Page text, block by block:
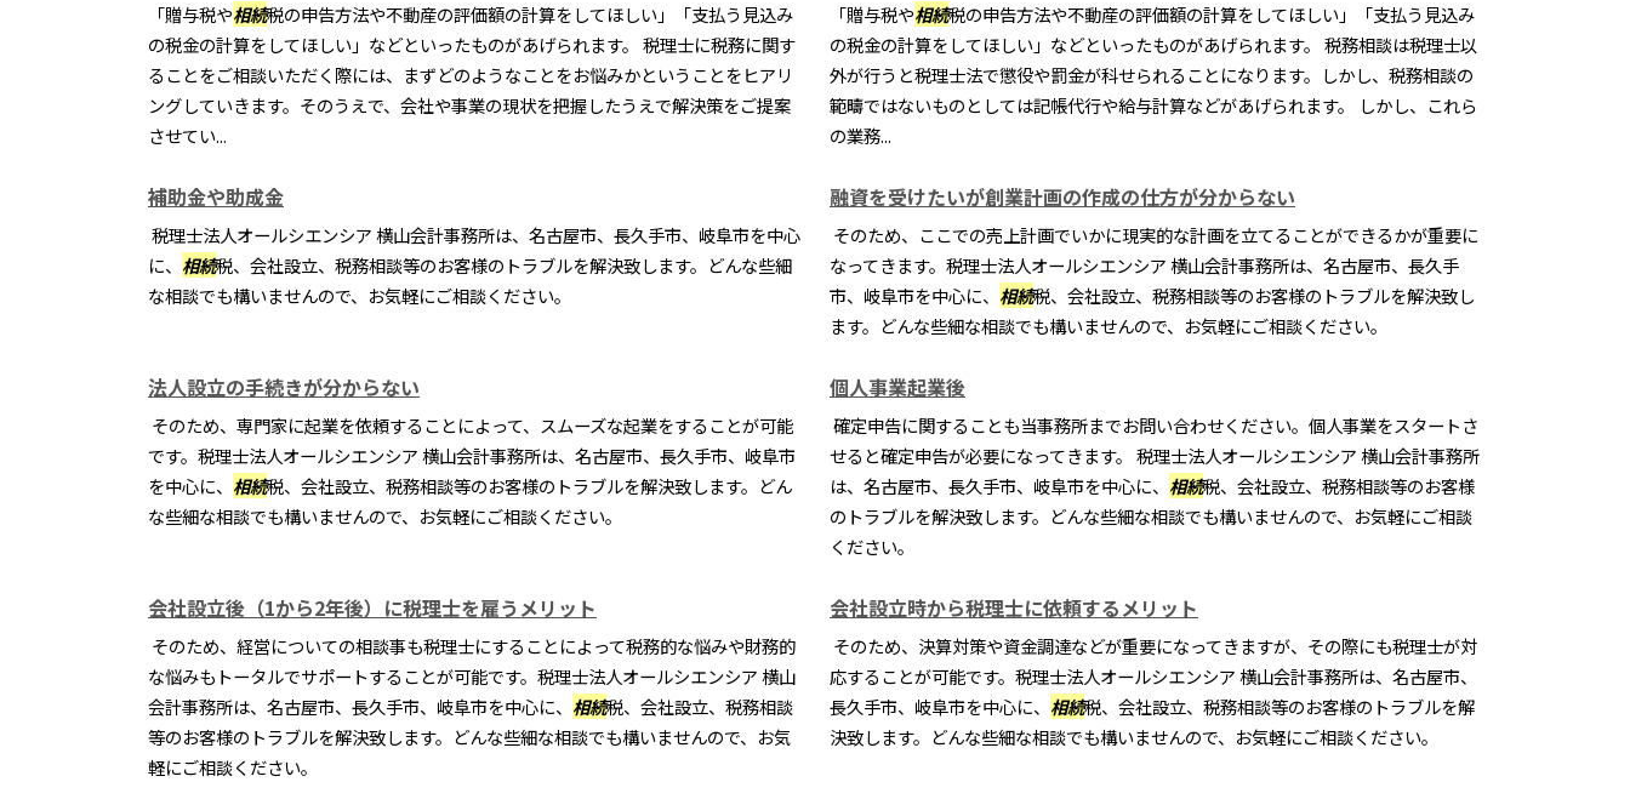
「贈与税や相続税の申告方法や不動産の評価額の計算をしてほしい」「支払う見込み
の税金の計算をしてほしい」などといったものがあげられます。 税理士に税務に関す
ることをご相談いただく際には、まずどのようなことをお悩みかということをヒアリ
ングしていきます。そのうえで、会社や事業の現状を把握したうえで解決策をご提案
させてい...
「贈与税や相続税の申告方法や不動産の評価額の計算をしてほしい」「支払う見込み
の税金の計算をしてほしい」などといったものがあげられます。 税務相談は税理士以
外が行うと税理士法で懲役や罰金が科せられることになります。しかし、税務相談の
範疇ではないものとしては記帳代行や給与計算などがあげられます。 しかし、これら
の業務...
補助金や助成金
税理士法人オールシエンシア 横山会計事務所は、名古屋市、長久手市、岐阜市を中心
に、 相続税、会社設立、税務相談等のお客様のトラブルを解決致します。どんな些細
な相談でも構いませんので、お気軽にご相談ください。
融資を受けたいが創業計画の作成の仕方が分からない
そのため、ここでの売上計画でいかに現実的な計画を立てることができるかが重要に
なってきます。税理士法人オールシエンシア 横山会計事務所は、名古屋市、長久手
市、岐阜市を中心に、 相続税、会社設立、税務相談等のお客様のトラブルを解決致し
ます。どんな些細な相談でも構いませんので、お気軽にご相談ください。
法人設立の手続きが分からない
そのため、専門家に起業を依頼することによって、スムーズな起業をすることが可能
です。税理士法人オールシエンシア 横山会計事務所は、名古屋市、長久手市、岐阜市
を中心に、 相続税、会社設立、税務相談等のお客様のトラブルを解決致します。どん
な些細な相談でも構いませんので、お気軽にご相談ください。
個人事業起業後
確定申告に関することも当事務所までお問い合わせください。個人事業をスタートさ
せると確定申告が必要になってきます。 税理士法人オールシエンシア 横山会計事務所
は、名古屋市、長久手市、岐阜市を中心に、 相続税、会社設立、税務相談等のお客様
のトラブルを解決致します。どんな些細な相談でも構いませんので、お気軽にご相談
ください。
会社設立後（1から2年後）に税理士を雇うメリット
そのため、経営についての相談事も税理士にすることによって税務的な悩みや財務的
な悩みもトータルでサポートすることが可能です。税理士法人オールシエンシア 横山
会計事務所は、名古屋市、長久手市、岐阜市を中心に、 相続税、会社設立、税務相談
等のお客様のトラブルを解決致します。どんな些細な相談でも構いませんので、お気
軽にご相談ください。
会社設立時から税理士に依頼するメリット
そのため、決算対策や資金調達などが重要になってきますが、その際にも税理士が対
応することが可能です。税理士法人オールシエンシア 横山会計事務所は、名古屋市、
長久手市、岐阜市を中心に、 相続税、会社設立、税務相談等のお客様のトラブルを解
決致します。どんな些細な相談でも構いませんので、お気軽にご相談ください。